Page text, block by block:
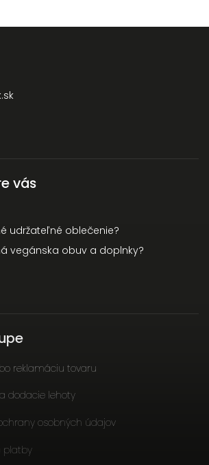
vás
udržateľné oblečenie?
vegánska obuv a doplnky?
reklamáciu tovaru
dodacie lehoty
osobných údajov
platby